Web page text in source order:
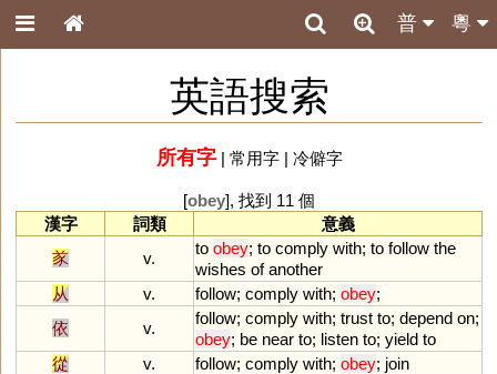
粵
普
英語搜索
所有字| 常用字| 冷僻字
[obey], 找到 11 個
漢字
詞類
意義
㒸
v.
to obey; to comply with; to follow the
wishes of another
从
v. follow; comply with; obey;
依
v.
follow; comply with; trust to; depend on;
obey; be near to; listen to; yield to
從
v. follow; comply with; obey; join